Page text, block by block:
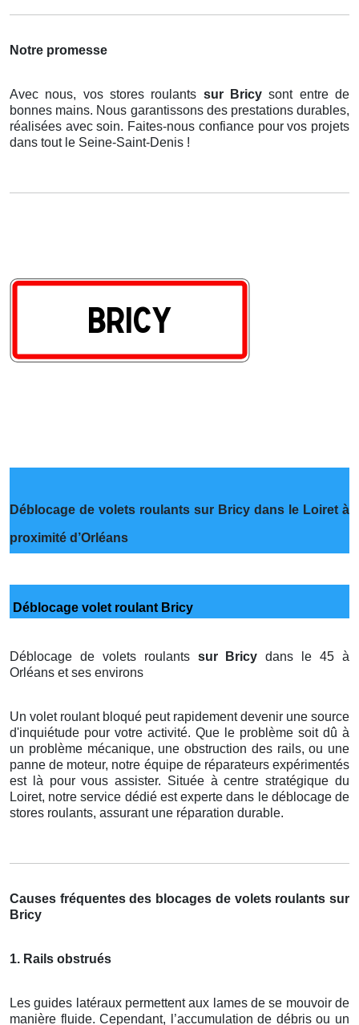
Notre promesse
Avec nous, vos stores roulants sur Bricysont entre de
bonnes mains. Nous garantissons des prestations durables,
réalisées avec soin. Faites-nous confiance pour vos projets
dans tout le Seine-Saint-Denis !
Déblocage de volets roulants sur Bricy dans le Loiret à
proximité d’Orléans
Déblocage volet roulant Bricy
Déblocage de volets roulants sur Bricydans le 45 à
Orléans et ses environs
Un volet roulant bloqué peut rapidement devenir une source
d'inquiétude pour votre activité. Que le problème soit dû à
un problème mécanique, une obstruction des rails, ou une
panne de moteur, notre équipe de réparateurs expérimentés
est là pour vous assister. Située à centre stratégique du
Loiret, notre service dédié est experte dans le déblocage de
stores roulants, assurant une réparation durable.
Causes fréquentes des blocages de volets roulants sur
Bricy
1. Rails obstrués
Les guides latéraux permettent aux lames de se mouvoir de
manière fluide. Cependant, l’accumulation de débris ou un